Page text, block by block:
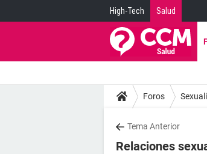
High-Tech Salud
Foros
Tema Anterior
Relaciones